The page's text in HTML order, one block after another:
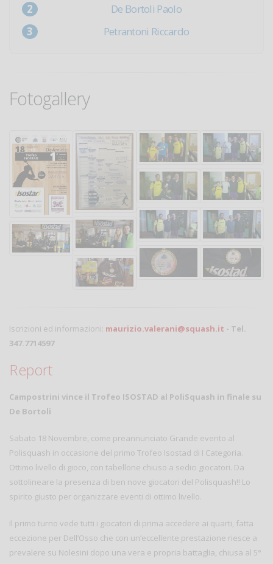
De Bortoli Paolo
Petrantoni Riccardo
Fotogallery
Iscrizioni ed informazioni: maurizio.valerani@squash.it - Tel.
347.7714597
Report
Campostrini vince il Trofeo ISOSTAD al PoliSquash in finale su
De Bortoli
Sabato 18 Novembre, come preannunciato Grande evento al
Polisquash in occasione del primo Trofeo Isostad di I Categoria.
Ottimo livello di gioco, con tabellone chiuso a sedici giocatori. Da
sottolineare la presenza di ben nove giocatori del Polisquash!! Lo
spirito giusto per organizzare eventi di ottimo livello.
Il primo turno vede tutti i giocatori di prima accedere ai quarti, fatta
eccezione per Dell’Osso che con un’eccellente prestazione riesce a
prevalere su Nolesini dopo una vera e propria battaglia, chiusa al 5°